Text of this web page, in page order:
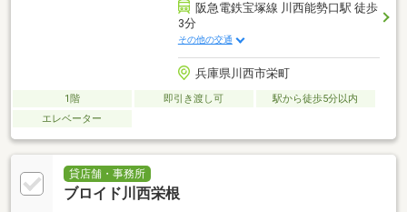
阪急電鉄宝塚線 川西能勢口駅 徒歩
3分
その他の交通
兵庫県川西市栄町
1階 即引き渡し可
駅から徒歩5分以内
エレベーター
貸店舗・事務所
ブロイド川西栄根